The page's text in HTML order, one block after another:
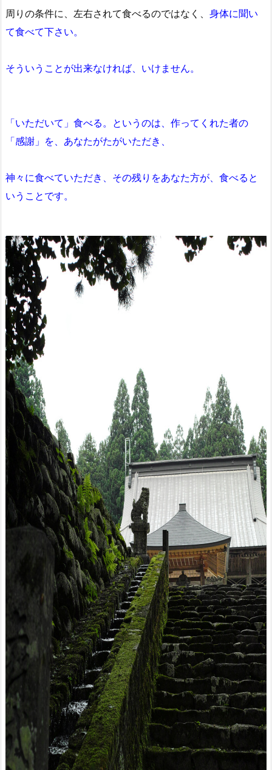
周りの条件に、左右されて食べるのではなく、 身体に聞い
て食べて下さい。
そういうことが出来なければ、いけません。
「いただいて」食べる。というのは、作ってくれた者の
「感謝」を、あなたがたがいただき、
神々に食べていただき、その残りをあなた方が、食べると
いうことです。